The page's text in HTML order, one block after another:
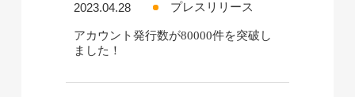
2023.04.28 プレスリリース
アカウント発行数が80000件を突破し
ました！